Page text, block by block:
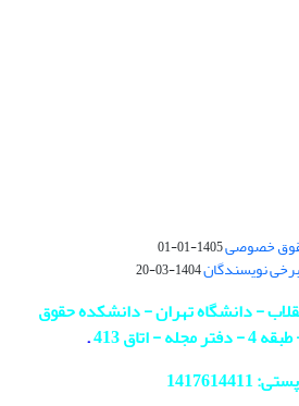
خصوصی1405-01-01
نویسندگان1404-03-20
- دانشگاه تهران - دانشکده حقوق
- اتاق 413
.